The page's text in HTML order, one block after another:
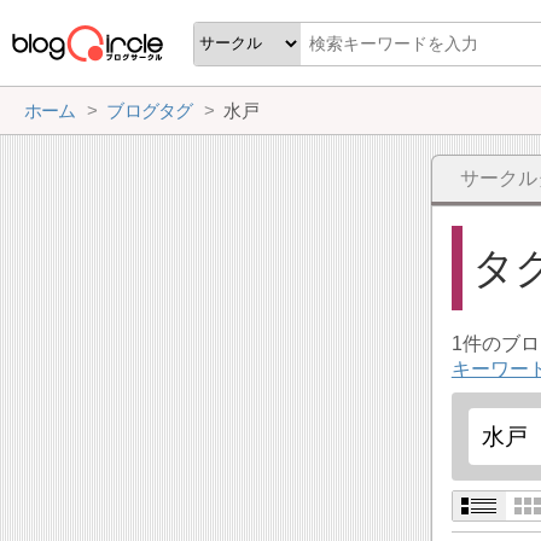
ホーム ブログタグ 水戸
サーク
タ
1件のブ
キーワー